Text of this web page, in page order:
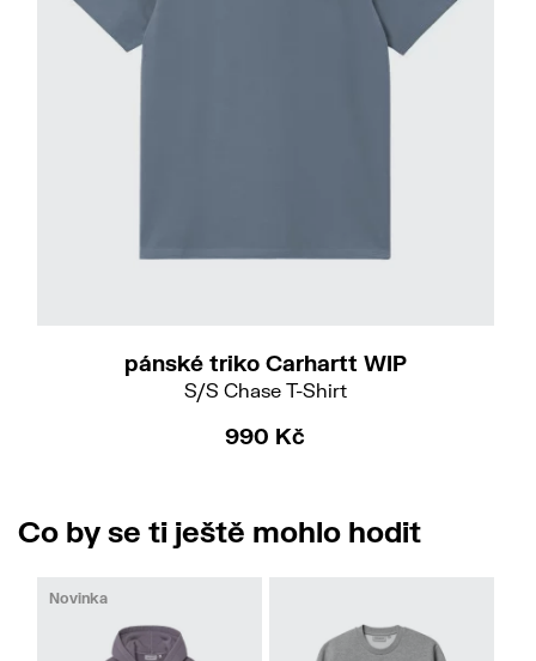
pánské triko Carhartt WIP
S/S Chase T-Shirt
990 Kč
Co by se ti ještě mohlo hodit
Novinka